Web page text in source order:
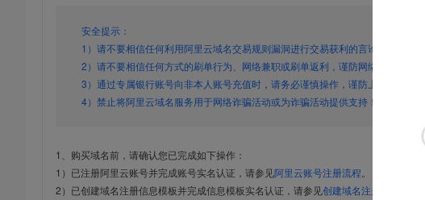
安全提示：
1）请不要相信任何利用阿里云域名交易规则漏洞进行交易获利的言论，谨防上当
2）请不要相信任何方式的刷单行为、网络兼职或刷单返利，谨防网络诈骗！
3）通过专属银行账号向非本人账号充值时，请务必谨慎操作，谨防上当受骗！
4）禁止将阿里云域名服务用于网络诈骗活动或为诈骗活动提供支持！
1、购买域名前，请确认您已完成如下操作：
1）已注册阿里云账号并完成账号实名认证，请参见阿里云账号注册流程
2）已创建域名注册信息模板并完成信息模板实名认证，请参见创建域名注册信息模板